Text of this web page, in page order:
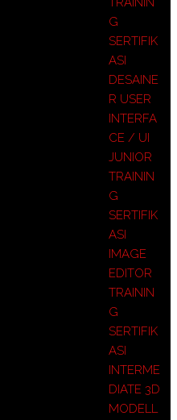
G
SERTIFIK
ASI
DESAINE
R USER
INTERFA
CE / UI
JUNIOR
TRAININ
G
SERTIFIK
ASI
IMAGE
EDITOR
TRAININ
G
SERTIFIK
ASI
INTERME
DIATE 3D
MODELL